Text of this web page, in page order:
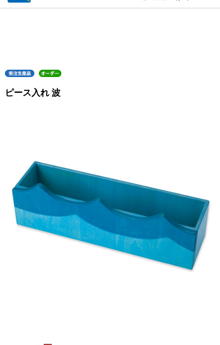
ピース入れ 波